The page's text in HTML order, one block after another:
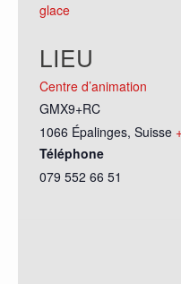
glace
LIEU
Centre d’animation
GMX9+RC
1066 Épalinges, Suisse
Téléphone
079 552 66 51